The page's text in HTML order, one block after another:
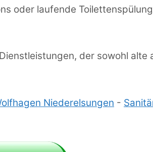
oder laufende
der sowohl alte
Niederelsungen -